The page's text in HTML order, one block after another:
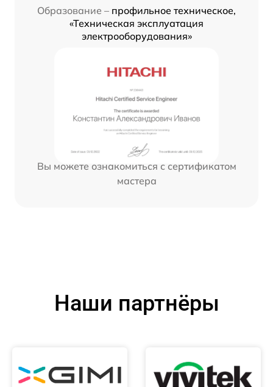
Образование – профильное техническое,
«Техническая эксплуатация
электрооборудования»
Вы можете ознакомиться с сертификатом
мастера
Наши партнёры